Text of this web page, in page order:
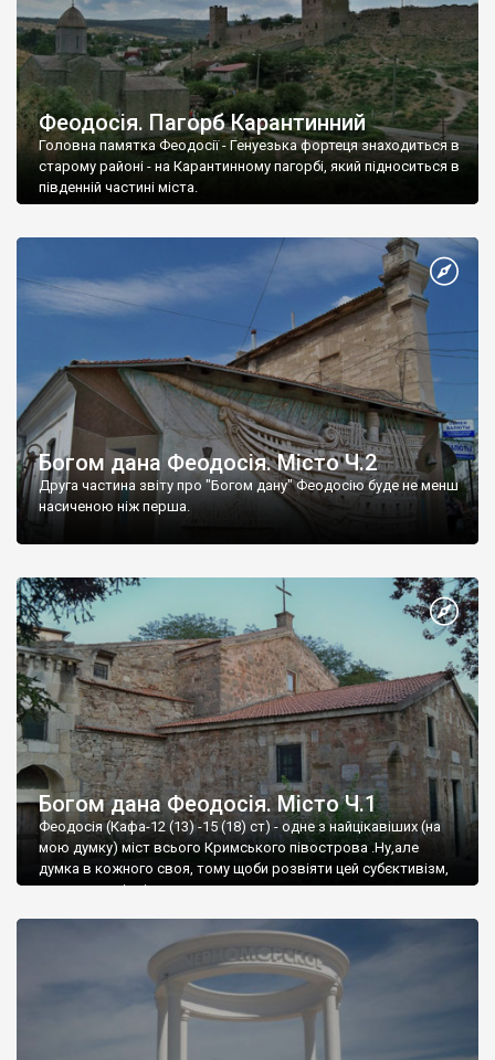
Феодосія. Пагорб Карантинний
Головна памятка Феодосії - Генуезька фортеця знаходиться в
старому районі - на Карантинному пагорбі, який підноситься в
південній частині міста.
Богом дана Феодосія. Місто Ч.2
Друга частина звіту про "Богом дану" Феодосію буде не менш
насиченою ніж перша.
Богом дана Феодосія. Місто Ч.1
Феодосія (Кафа-12 (13) -15 (18) ст) - одне з найцікавіших (на
мою думку) міст всього Кримського півострова .Ну,але
думка в кожного своя, тому щоби розвіяти цей субєктивізм,
запрошую відвідати це